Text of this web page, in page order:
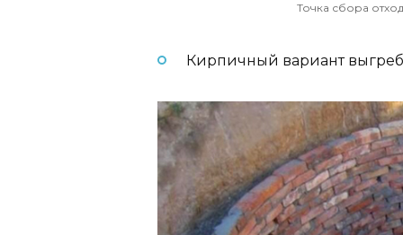
Точка сбора
Кирпичный вариант